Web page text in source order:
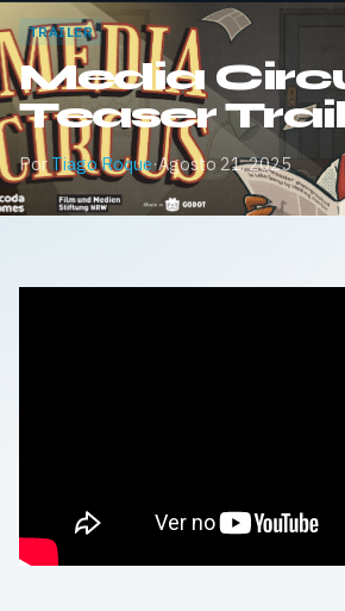
TRAILER
Media
Teaser
PorTiago Roque·Agosto 21, 2025